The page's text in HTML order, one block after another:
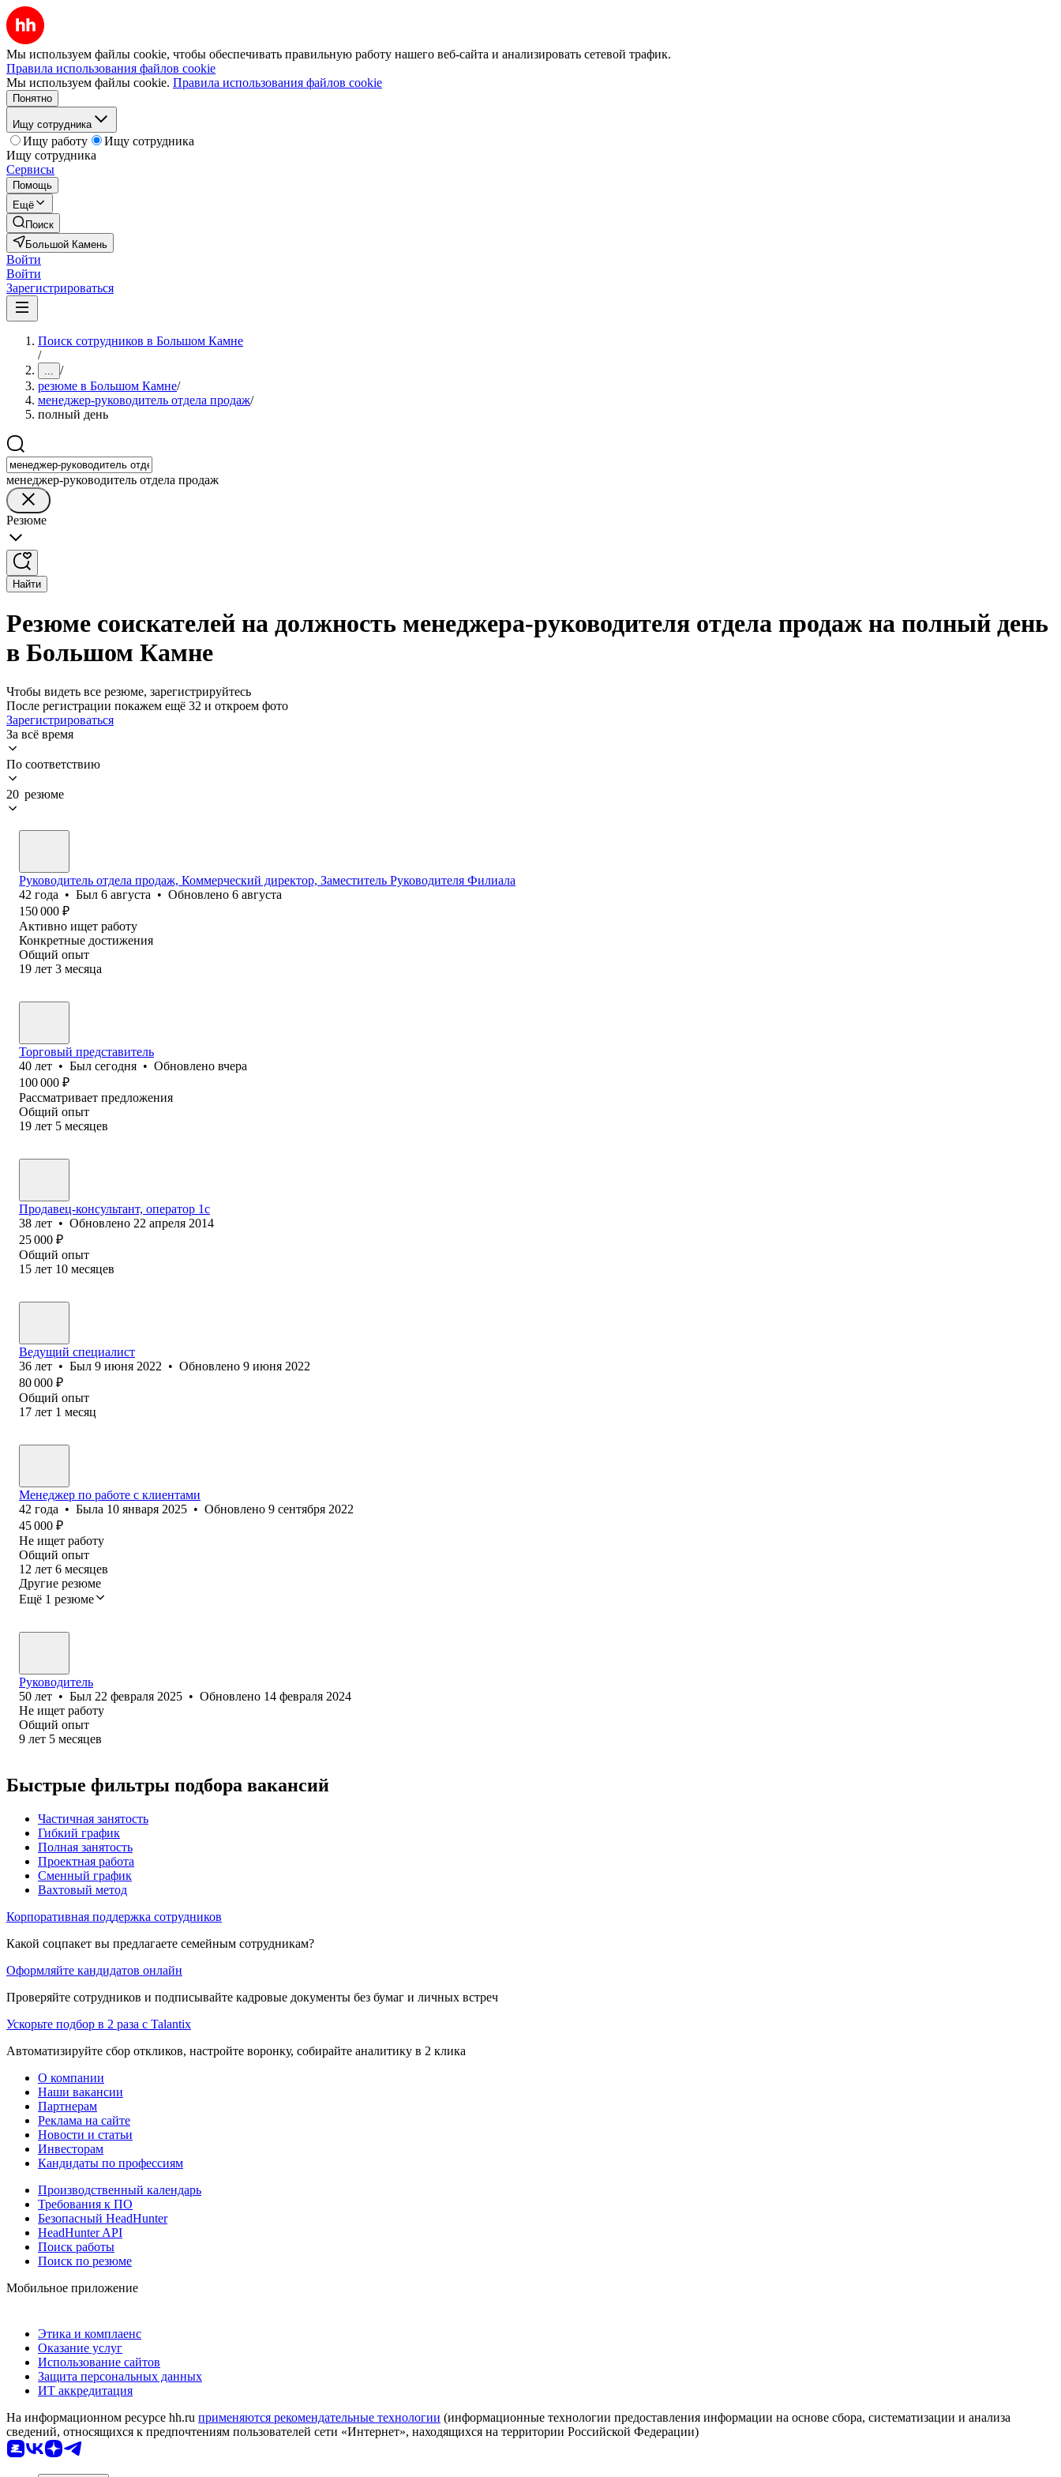
Мы используем файлы cookie, чтобы обеспечивать правильную работу нашего веб-сайта и анализировать сетевой трафик.
Правила использования файлов cookie
Мы используем файлы cookie. Правила использования файлов cookie
Понятно
Ищу сотрудника
Ищу работу
Ищу сотрудника
Ищу сотрудника
Сервисы
Помощь
Ещё
Поиск
Большой Камень
Войти
Войти
Зарегистрироваться
Поиск сотрудников в Большом Камне
/
... /
резюме в Большом Камне/
менеджер-руководитель отдела продаж/
полный день
менеджер-руководитель отдела продаж
Резюме
Найти
Резюме соискателей на должность менеджера-руководителя отдела продаж на полный день
в Большом Камне
Чтобы видеть все резюме, зарегистрируйтесь
После регистрации покажем ещё 32 и откроем фото
Зарегистрироваться
За всё время
По соответствию
20 резюме
Руководитель отдела продаж, Коммерческий директор, Заместитель Руководителя Филиала
42 года • Был 6 августа • Обновлено 6 августа
150 000 ₽
Активно ищет работу
Конкретные достижения
Общий опыт
19 лет 3 месяца
Торговый представитель
40 лет • Был сегодня • Обновлено вчера
100 000 ₽
Рассматривает предложения
Общий опыт
19 лет 5 месяцев
Продавец-консультант, оператор 1с
38 лет • Обновлено 22 апреля 2014
25 000 ₽
Общий опыт
15 лет 10 месяцев
Ведущий специалист
36 лет • Был 9 июня 2022 • Обновлено 9 июня 2022
80 000 ₽
Общий опыт
17 лет 1 месяц
Менеджер по работе с клиентами
42 года • Была 10 января 2025 • Обновлено 9 сентября 2022
45 000 ₽
Не ищет работу
Общий опыт
12 лет 6 месяцев
Другие резюме
Ещё 1 резюме
Руководитель
50 лет • Был 22 февраля 2025 • Обновлено 14 февраля 2024
Не ищет работу
Общий опыт
9 лет 5 месяцев
Быстрые фильтры подбора вакансий
Частичная занятость
Гибкий график
Полная занятость
Проектная работа
Сменный график
Вахтовый метод
Корпоративная поддержка сотрудников
Какой соцпакет вы предлагаете семейным сотрудникам?
Оформляйте кандидатов онлайн
Проверяйте сотрудников и подписывайте кадровые документы без бумаг и личных встреч
Ускорьте подбор в 2 раза с Talantix
Автоматизируйте сбор откликов, настройте воронку, собирайте аналитику в 2 клика
О компании
Наши вакансии
Партнерам
Реклама на сайте
Новости и статьи
Инвесторам
Кандидаты по профессиям
Производственный календарь
Требования к ПО
Безопасный HeadHunter
HeadHunter API
Поиск работы
Поиск по резюме
Мобильное приложение
Этика и комплаенс
Оказание услуг
Использование сайтов
Защита персональных данных
ИТ аккредитация
На информационном ресурсе hh.ru применяются рекомендательные технологии (информационные технологии предоставления информации на основе сбора, систематизации и анализа
сведений, относящихся к предпочтениям пользователей сети «Интернет», находящихся на территории Российской Федерации)